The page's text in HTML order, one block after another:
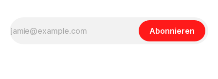
Abonnieren